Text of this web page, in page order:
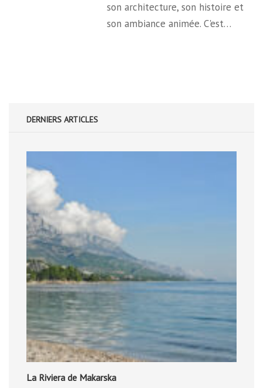
son architecture, son histoire et
son ambiance animée. C'est…
DERNIERS ARTICLES
La Riviera de Makarska